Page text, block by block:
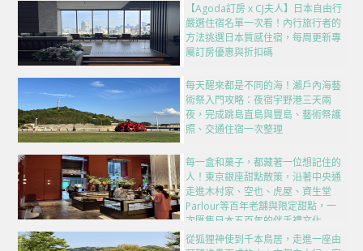
【Agoda訂房 x CJ夫人】日本自由行
嚴選住宿名單一次看！內行旅行者的
方法挑選日本質感住宿，每周更新專
屬訂房優惠與折扣碼
每天醒來都是不同的海！瀨戶內海藝
術祭入門攻略：夜宿宇野港三天兩
夜，完成跳島直島與豐島、藝術祭護
照、交通住宿一次整理
每一盒和菓子，都藏著一位想記住的
人！東京銀座甜點散策，沿著中央通
走進木村家、空也、虎屋、資生堂
Parlour等百年老舖與限定甜點，一
次匯集日本五百年的伴手禮文化
從狐狸神使到千本鳥居，走進一座由